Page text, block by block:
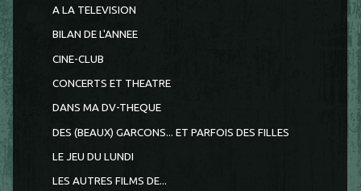
A LA TELEVISION
BILAN DE L'ANNEE
CINE-CLUB
CONCERTS ET THEATRE
DANS MA DV-THEQUE
DES (BEAUX) GARCONS... ET PARFOIS DES FILLES
LE JEU DU LUNDI
LES AUTRES FILMS DE...